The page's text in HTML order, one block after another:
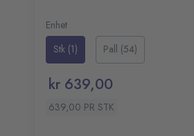
dermed forbruket
Gjennomsiktig vindu
System T2: System for
Størrelse (HxBxD):
Enhet
Stk (1)
Pall (54)
kr 639,00
639,00 PR STK